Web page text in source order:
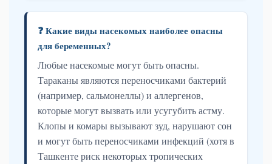
❓ Какие виды насекомых наиболее опасны
для беременных?
Любые насекомые могут быть опасны.
Тараканы являются переносчиками бактерий
(например, сальмонеллы) и аллергенов,
которые могут вызвать или усугубить астму.
Клопы и комары вызывают зуд, нарушают сон
и могут быть переносчиками инфекций (хотя в
Ташкенте риск некоторых тропических